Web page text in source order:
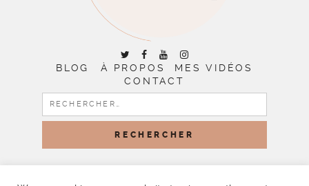
BLOG À PROPOS
MES VIDÉOS
CONTACT
RECHERCHER :